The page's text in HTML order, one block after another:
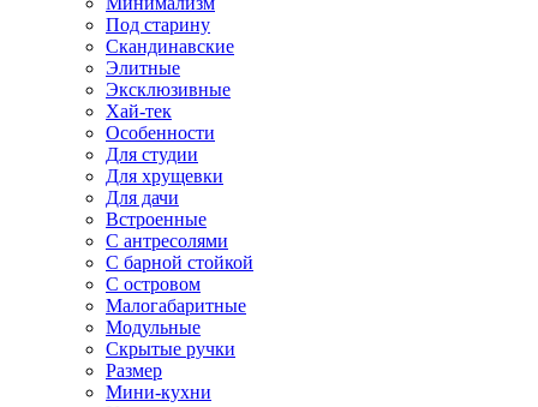
Под старину
Скандинавские
Элитные
Эксклюзивные
Хай-тек
Особенности
Для студии
Для хрущевки
Для дачи
Встроенные
С антресолями
С барной стойкой
С островом
Малогабаритные
Модульные
Скрытые ручки
Размер
Мини-кухни